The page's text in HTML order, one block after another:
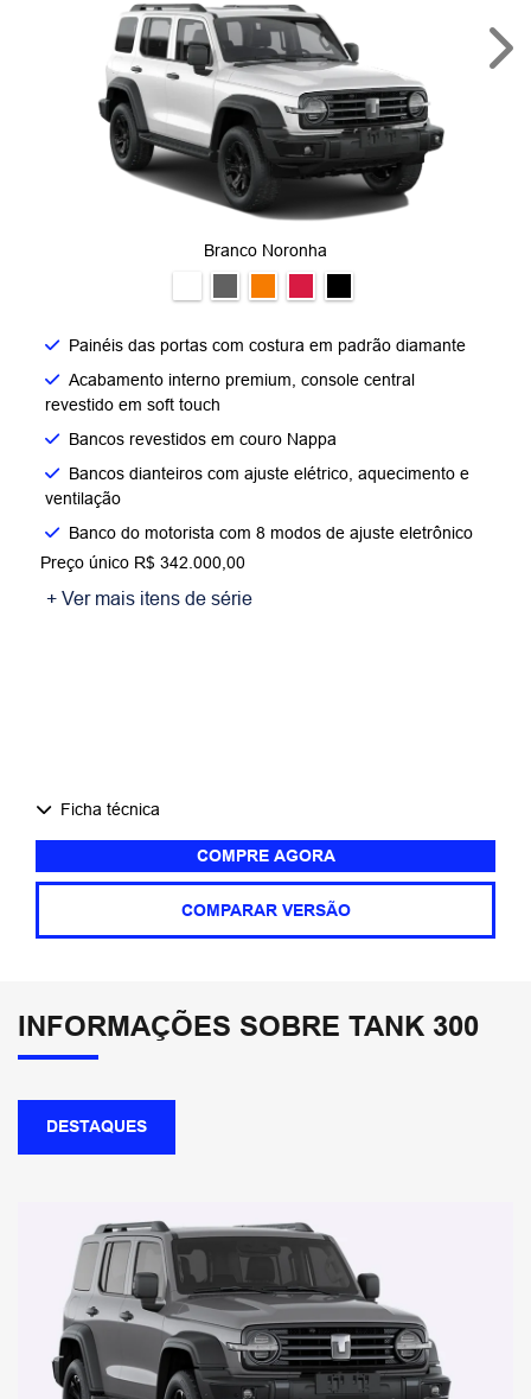
Branco Noronha
Painéis das portas com costura em padrão diamante
Acabamento interno premium, console central
revestido em soft touch
Bancos revestidos em couro Nappa
Bancos dianteiros com ajuste elétrico, aquecimento e
ventilação
Banco do motorista com 8 modos de ajuste eletrônico
Preço único R$ 342.000,00
+ Ver mais itens de série
Ficha técnica
COMPRE AGORA
COMPARAR VERSÃO
INFORMAÇÕES SOBRE TANK 300
DESTAQUES